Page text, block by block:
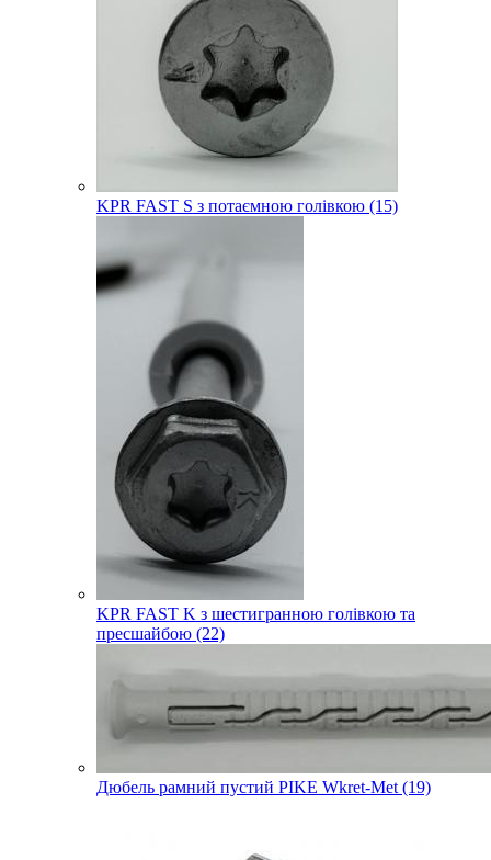
KPR FAST S з потаємною голівкою (15)
KPR FAST K з шестигранною голівкою та
пресшайбою (22)
Дюбель рамний пустий PIKE Wkret-Met (19)